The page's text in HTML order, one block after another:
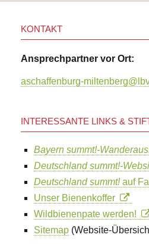
KONTAKT
Ansprechpartner vor Ort:
aschaffenburg-
INTERESSANTE LINKS &
Bayern summt!-
Deutschland summt!-
Deutschland summt!auf
Unser Bienenkoffer
Wildbienenpate werden!
Sitemap (Website-